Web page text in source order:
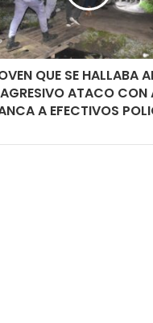
QUE SE HALLABA
ATACO CON
A EFECTIVOS